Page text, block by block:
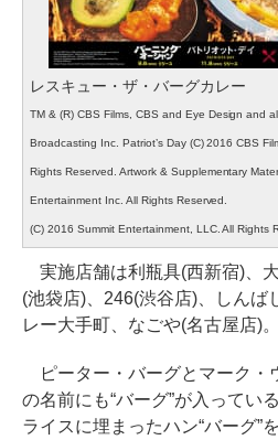
レスキュー・ザ・バーグカレー
TM & (R) CBS Films, CBS and Eye Design and
Broadcasting Inc. Patriot’s Day (C) 2016 CBS
Rights Reserved. Artwork & Supplementary
Entertainment Inc. All Rights Reserved.
(C) 2016 Summit Entertainment, LLC. All Rights
実施店舗は利瓶具(西新宿)、
(池袋店)、246(渋谷店)、しんば
レー大手町、なごや(名古屋店)。
ピーター・バーグとマーク・
の名前にも“バーグ”が入ってい
ライスに埋まったハン“バーグ”